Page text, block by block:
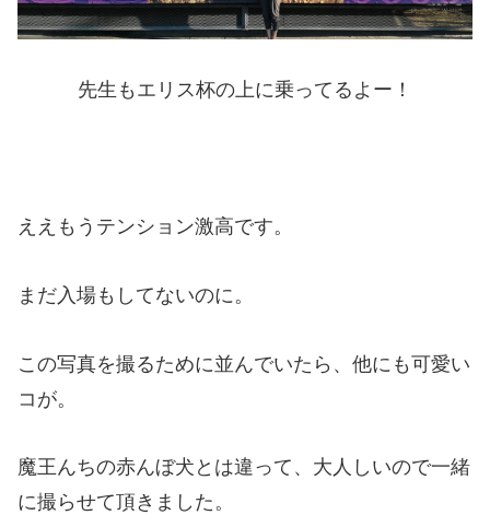
先生もエリス杯の上に乗ってるよー！
ええもうテンション激高です。
まだ入場もしてないのに。
この写真を撮るために並んでいたら、他にも可愛い
コが。
魔王んちの赤んぼ犬とは違って、大人しいので一緒
に撮らせて頂きました。